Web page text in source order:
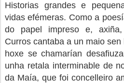
Historias grandes e
vidas efémeras. Como a
do papel impreso e,
Curros cantaba a un maio
hoxe se chamarían
unha retala interminable de
da Maía, que foi concelleiro